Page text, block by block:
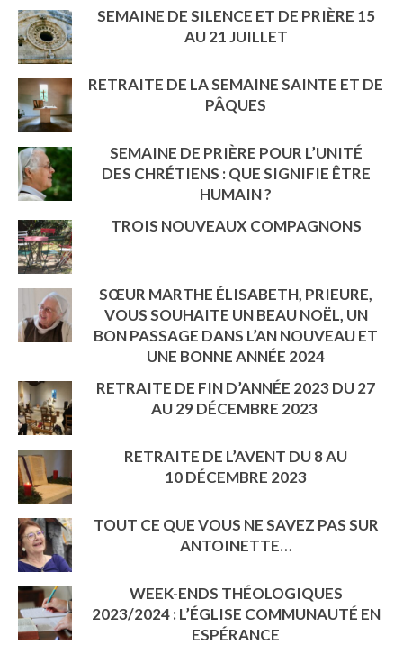
SEMAINE DE SILENCE ET DE PRIÈRE 15
AU 21 JUILLET
RETRAITE DE LA SEMAINE SAINTE ET DE
PÂQUES
SEMAINE DE PRIÈRE POUR L’UNITÉ
DES CHRÉTIENS : QUE SIGNIFIE ÊTRE
HUMAIN ?
TROIS NOUVEAUX COMPAGNONS
SŒUR MARTHE ÉLISABETH, PRIEURE,
VOUS SOUHAITE UN BEAU NOËL, UN
BON PASSAGE DANS L’AN NOUVEAU ET
UNE BONNE ANNÉE 2024
RETRAITE DE FIN D’ANNÉE 2023 DU 27
AU 29 DÉCEMBRE 2023
RETRAITE DE L’AVENT DU 8 AU
10 DÉCEMBRE 2023
TOUT CE QUE VOUS NE SAVEZ PAS SUR
ANTOINETTE…
WEEK-ENDS THÉOLOGIQUES
2023/2024 : L’ÉGLISE COMMUNAUTÉ EN
ESPÉRANCE